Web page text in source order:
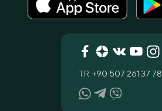
TR +90 507 261 37 78